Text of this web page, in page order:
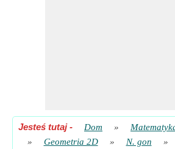
Jesteś tutaj- Dom »
»
Geometria 2D » N. gon »